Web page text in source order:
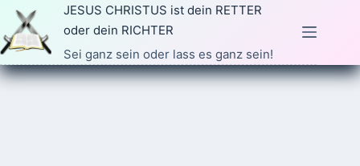
Zum
Inhalt
springen
JESUS CHRISTUS ist dein RETTER
oder dein RICHTER
Sei ganz sein oder lass es ganz sein!